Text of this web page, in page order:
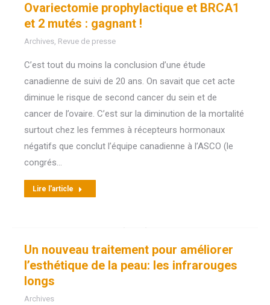
Ovariectomie prophylactique et BRCA1
et 2 mutés : gagnant !
Archives, Revue de presse
C’est tout du moins la conclusion d’une étude
canadienne de suivi de 20 ans. On savait que cet acte
diminue le risque de second cancer du sein et de
cancer de l’ovaire. C’est sur la diminution de la mortalité
surtout chez les femmes à récepteurs hormonaux
négatifs que conclut l’équipe canadienne à l’ASCO (le
congrés…
Lire l'article
Un nouveau traitement pour améliorer
l’esthétique de la peau: les infrarouges
longs
Archives